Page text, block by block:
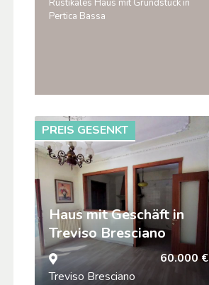
Rustikales Haus mit Grundstück in
Pertica Bassa
PREIS GESENKT
Haus mit Geschäft in
Treviso Bresciano
Treviso Bresciano
60.000 €